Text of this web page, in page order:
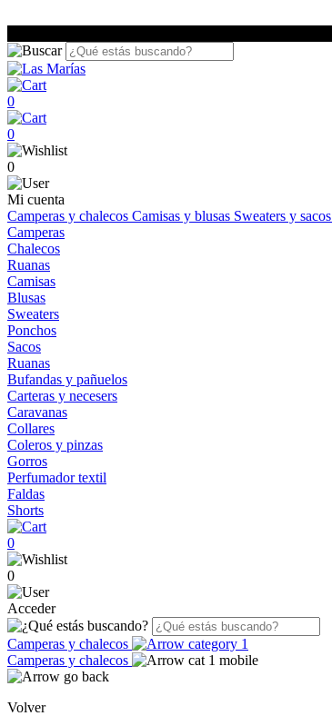
0
0
0
Mi cuenta
Camperas y chalecos Camisas y blusas Sweaters y sacos
Camperas
Chalecos
Ruanas
Camisas
Blusas
Sweaters
Ponchos
Sacos
Ruanas
Bufandas y pañuelos
Carteras y necesers
Caravanas
Collares
Coleros y pinzas
Gorros
Perfumador textil
Faldas
Shorts
0
0
Acceder
Camperas y chalecos
Camperas y chalecos
Volver